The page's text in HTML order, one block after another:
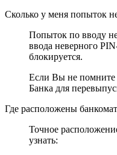
Сколько у меня попыток
Попыток по вводу
ввода неверного
блокируется.
Если Вы не помните
Банка для
Где расположены
Точное
узнать: